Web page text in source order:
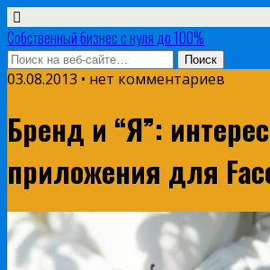
Собственный бизнес с нуля до 100%
03.08.2013 • нет комментариев
Бренд и “Я”:
приложения для